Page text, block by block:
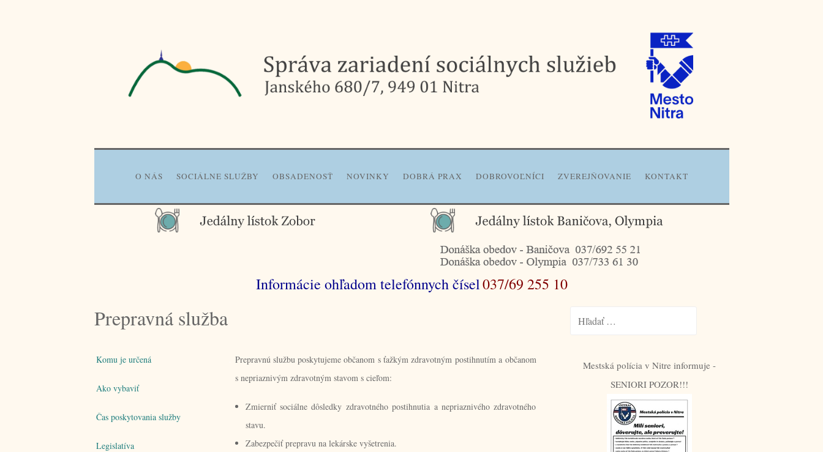
O NÁS SOCIÁLNE SLUŽBY OBSADENOSŤ NOVINKY DOBRÁ PRAX DOBROVOĽNÍCI ZVEREJŇOVANIE KONTAKT
Informácie ohľadom telefónnych čísel037/69 255 10
Prepravná služba
Komu je určená
Ako vybaviť
Čas poskytovania služby
Legislatíva
Prepravnú službu poskytujeme občanom s ťažkým zdravotným postihnutím a občanom
s nepriaznivým zdravotným stavom s cieľom:
Zmierniť sociálne dôsledky zdravotného postihnutia a nepriaznivého zdravotného
stavu.
Zabezpečiť prepravu na lekárske vyšetrenia.
Hľadať:
Mestská polícia v Nitre informuje -
SENIORI POZOR!!!